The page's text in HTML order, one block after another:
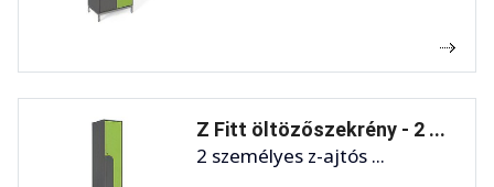
Z Fitt öltözőszekrény - 2 ...
2 személyes z-ajtós ...